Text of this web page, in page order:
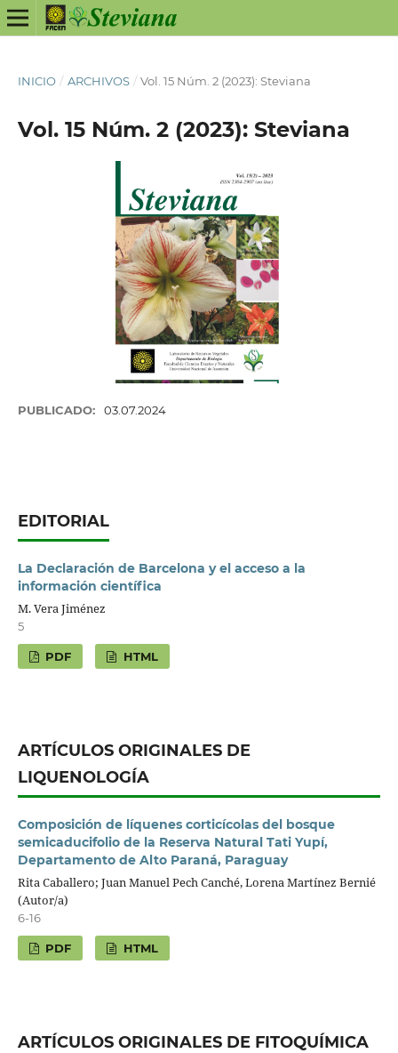
INICIO / ARCHIVOS / Vol. 15 Núm. 2 (2023): Steviana
Vol. 15 Núm. 2 (2023): Steviana
PUBLICADO: 03.07.2024
EDITORIAL
La Declaración de Barcelona y el acceso a la
información científica
M. Vera Jiménez
5
PDF HTML
ARTÍCULOS ORIGINALES DE
LIQUENOLOGÍA
Composición de líquenes corticícolas del bosque
semicaducifolio de la Reserva Natural Tati Yupí,
Departamento de Alto Paraná, Paraguay
Rita Caballero; Juan Manuel Pech Canché, Lorena Martínez Bernié
(Autor/a)
6-16
PDF HTML
ARTÍCULOS ORIGINALES DE FITOQUÍMICA